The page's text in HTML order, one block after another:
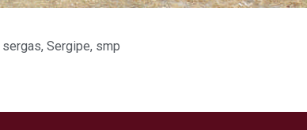
sergas, Sergipe, smp